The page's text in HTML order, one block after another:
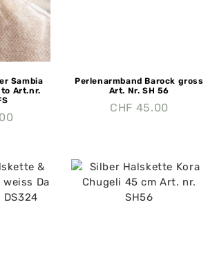
Sambia
Art.nr.
Perlenarmband Barock gross
Art. Nr. SH 56
CHF 45.00